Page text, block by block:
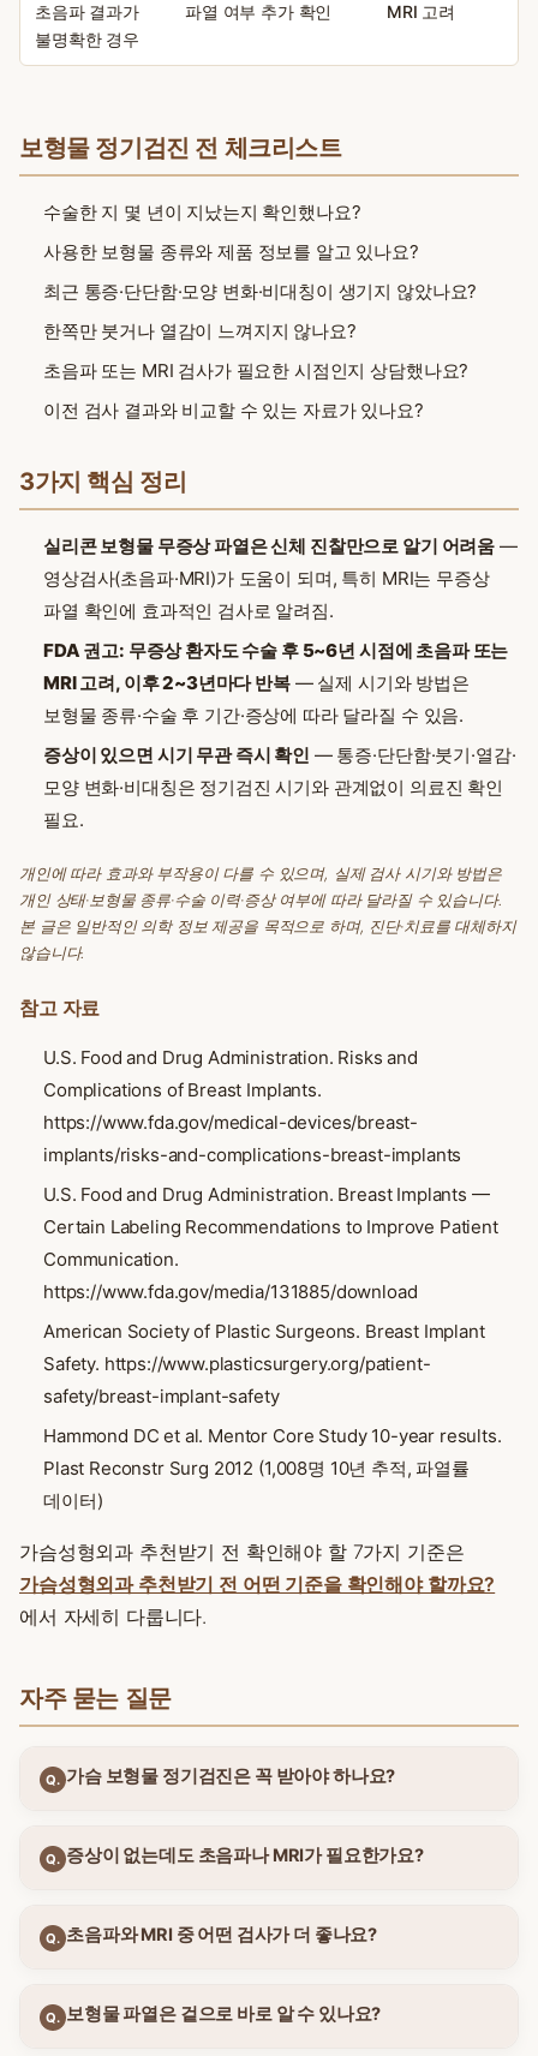
초음파 결과가
불명확한 경우
파열 여부 추가 확인 MRI 고려
보형물 정기검진 전 체크리스트
수술한 지 몇 년이 지났는지 확인했나요?
사용한 보형물 종류와 제품 정보를 알고 있나요?
최근 통증·단단함·모양 변화·비대칭이 생기지 않았나요?
한쪽만 붓거나 열감이 느껴지지 않나요?
초음파 또는 MRI 검사가 필요한 시점인지 상담했나요?
이전 검사 결과와 비교할 수 있는 자료가 있나요?
3가지 핵심 정리
실리콘 보형물 무증상 파열은 신체 진찰만으로 알기 어려움 —
영상검사(초음파·MRI)가 도움이 되며, 특히 MRI는 무증상
파열 확인에 효과적인 검사로 알려짐.
FDA 권고: 무증상 환자도 수술 후 5~6년 시점에 초음파 또는
MRI 고려, 이후 2~3년마다 반복— 실제 시기와 방법은
보형물 종류·수술 후 기간·증상에 따라 달라질 수 있음.
증상이 있으면 시기 무관 즉시 확인 — 통증·단단함·붓기·열감·
모양 변화·비대칭은 정기검진 시기와 관계없이 의료진 확인
필요.
개인에 따라 효과와 부작용이 다를 수 있으며, 실제 검사 시기와 방법은
개인 상태·보형물 종류·수술 이력·증상 여부에 따라 달라질 수 있습니다.
본 글은 일반적인 의학 정보 제공을 목적으로 하며, 진단·치료를 대체하지
않습니다.
참고 자료
U.S. Food and Drug Administration. Risks and
Complications of Breast Implants.
https://www.fda.gov/medical-devices/breast-
implants/risks-and-complications-breast-implants
U.S. Food and Drug Administration. Breast Implants —
Certain Labeling Recommendations to Improve Patient
Communication.
https://www.fda.gov/media/131885/download
American Society of Plastic Surgeons. Breast Implant
Safety. https://www.plasticsurgery.org/patient-
safety/breast-implant-safety
Hammond DC et al. Mentor Core Study 10-year results.
Plast Reconstr Surg 2012 (1,008명 10년 추적, 파열률
데이터)
가슴성형외과 추천받기 전 확인해야 할 7가지 기준은
가슴성형외과 추천받기 전 어떤 기준을 확인해야 할까요?
에서 자세히 다룹니다.
자주 묻는 질문
Q. 가슴 보형물 정기검진은 꼭 받아야 하나요?
Q. 증상이 없는데도 초음파나 MRI가 필요한가요?
Q. 초음파와 MRI 중 어떤 검사가 더 좋나요?
Q. 보형물 파열은 겉으로 바로 알 수 있나요?